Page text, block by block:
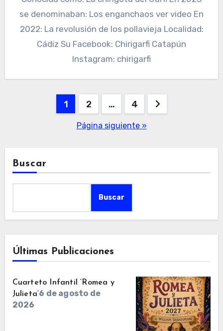
se denominaban: Los enganchaos ver video En
2022: La revolusión de los pollavieja Localidad:
Cádiz Su Facebook: Chirigarfi Catapún
Instagram: chirigarfi
Paginación
1 2 … 4
Página siguiente »
Buscar
Buscar
Últimas Publicaciones
Cuarteto Infantil ‘Romea y
Julieta’6 de agosto de
2026